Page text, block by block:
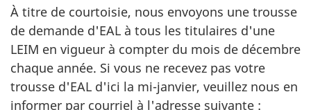
À titre de courtoisie, nous envoyons une trousse
de demande d'EAL à tous les titulaires d'une
LEIM en vigueur à compter du mois de décembre
chaque année. Si vous ne recevez pas votre
trousse d'EAL d'ici la mi-janvier, veuillez nous en
informer par courriel à l'adresse suivante :